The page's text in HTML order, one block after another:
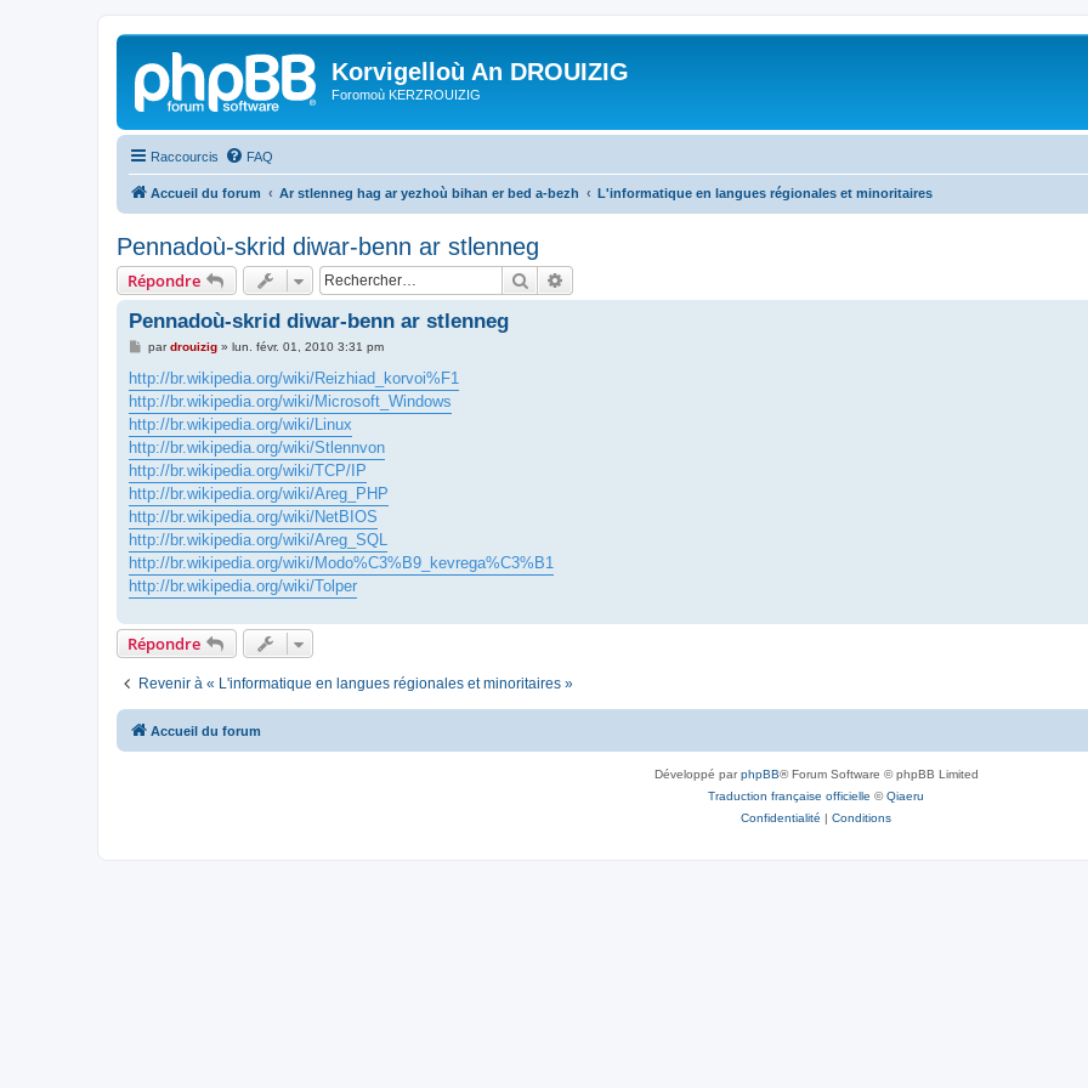
Korvigelloù An DROUIZIG
Foromoù KERZROUIZIG
Raccourcis FAQ
Accueil du forum Ar stlenneg hag ar yezhoù bihan er bed a-bezh L'informatique en langues régionales et minoritaires
Pennadoù-skrid diwar-benn ar stlenneg
Répondre Rechercher
Pennadoù-skrid diwar-benn ar stlenneg
M
s
s
a
g
e
pardrouizig» lun. févr. 01, 2010 3:31 pm
http://br.wikipedia.org/wiki/Reizhiad_korvoi%F1
http://br.wikipedia.org/wiki/Microsoft_Windows
http://br.wikipedia.org/wiki/Linux
http://br.wikipedia.org/wiki/Stlennvon
http://br.wikipedia.org/wiki/TCP/IP
http://br.wikipedia.org/wiki/Areg_PHP
http://br.wikipedia.org/wiki/NetBIOS
http://br.wikipedia.org/wiki/Areg_SQL
http://br.wikipedia.org/wiki/Modo%C3%B9_kevrega%C3%B1
http://br.wikipedia.org/wiki/Tolper
Répondre
Revenir à « L'informatique en langues régionales et minoritaires »
Accueil du forum
Développé parphpBB® Forum Software © phpBB Limited
Traduction française officielle ©Qiaeru
Confidentialité | Conditions